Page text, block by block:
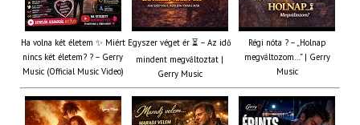
Ha volna két életem ✨ Miért
nincs két életem? ? – Gerry
Music (Official Music Video)
Egyszer véget ér ⏳ – Az idő
mindent megváltoztat |
Gerry Music
Régi nóta ? – „Holnap
megváltozom…” | Gerry
Music